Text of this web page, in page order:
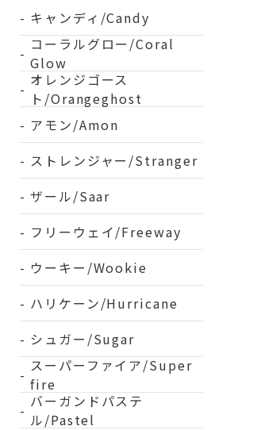
キャンディ/Candy
コーラルグロー/Coral
Glow
オレンジゴース
ト/Orangeghost
アモン/Amon
ストレンジャー/Stranger
ザール/Saar
フリーウェイ/Freeway
ウーキー/Wookie
ハリケーン/Hurricane
シュガー/Sugar
スーパーファイア/Super
fire
バーガンドパステ
ル/Pastel